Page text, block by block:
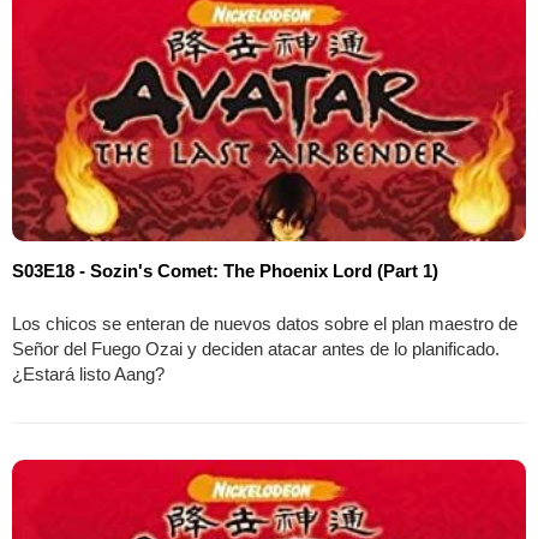
S03E18 - Sozin's Comet: The Phoenix Lord (Part 1)
Los chicos se enteran de nuevos datos sobre el plan maestro de
Señor del Fuego Ozai y deciden atacar antes de lo planificado.
¿Estará listo Aang?